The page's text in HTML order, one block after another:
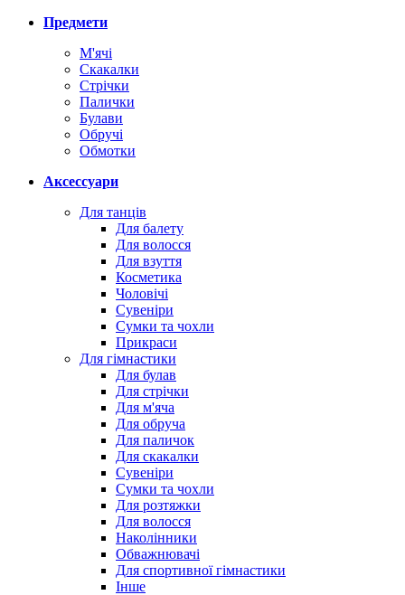
Предмети
М'ячі
Скакалки
Стрічки
Палички
Булави
Обручі
Обмотки
Аксессуари
Для танців
Для балету
Для волосся
Для взуття
Косметика
Чоловічі
Сувеніри
Сумки та чохли
Прикраси
Для гімнастики
Для булав
Для стрічки
Для м'яча
Для обруча
Для паличок
Для скакалки
Сувеніри
Сумки та чохли
Для розтяжки
Для волосся
Наколінники
Обважнювачі
Для спортивної гімнастики
Інше